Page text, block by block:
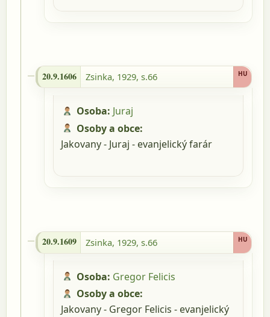
20.9.1606 - Zsinka, 1929, s.66
20.9.1606 Zsinka, 1929, s.66 HU
Osoba: Juraj
Osoby a obce:
Jakovany - Juraj - evanjelický farár
20.9.1609 - Zsinka, 1929, s.66
20.9.1609 Zsinka, 1929, s.66 HU
Osoba: Gregor Felicis
Osoby a obce:
Jakovany - Gregor Felicis - evanjelický